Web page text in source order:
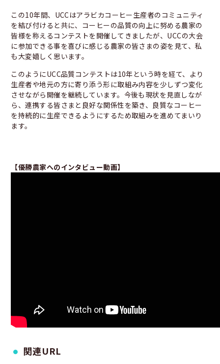
この10年間、UCCはアラビカコーヒー生産者のコミュニティ
を結び付けると共に、コーヒーの品質の向上に努める農家の
皆様を称えるコンテストを開催してきましたが、UCCの大会
に参加できる事を喜びに感じる農家の皆さまの姿を見て、私
も大変嬉しく思います。
このようにUCC品質コンテストは10年という時を経て、より
生産者や地元の方に寄り添う形に取組み内容を少しずつ変化
させながら開催を継続しています。今後も現状を見直しなが
ら、連携する皆さまと良好な関係性を築き、良質なコーヒー
を持続的に生産できるようにするため取組みを進めてまいり
ます。
【優勝農家へのインタビュー動画】
関連URL